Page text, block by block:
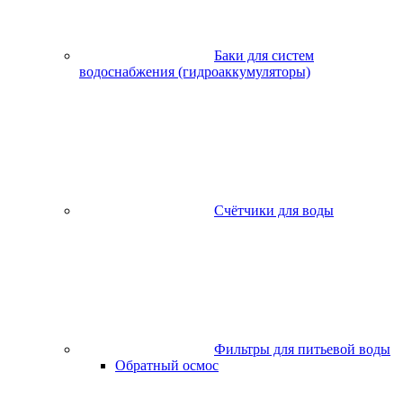
Баки для систем
водоснабжения (гидроаккумуляторы)
Счётчики для воды
Фильтры для питьевой воды
Обратный осмос